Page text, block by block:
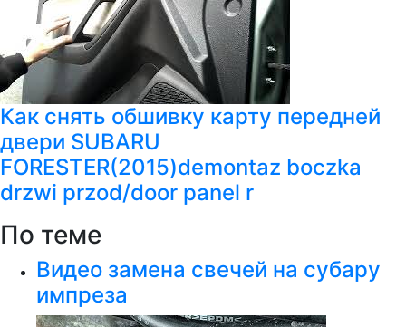
Как снять обшивку карту передней
двери SUBARU
FORESTER(2015)demontaz boczka
drzwi przod/door panel r
По теме
Видео замена свечей на субару
импреза